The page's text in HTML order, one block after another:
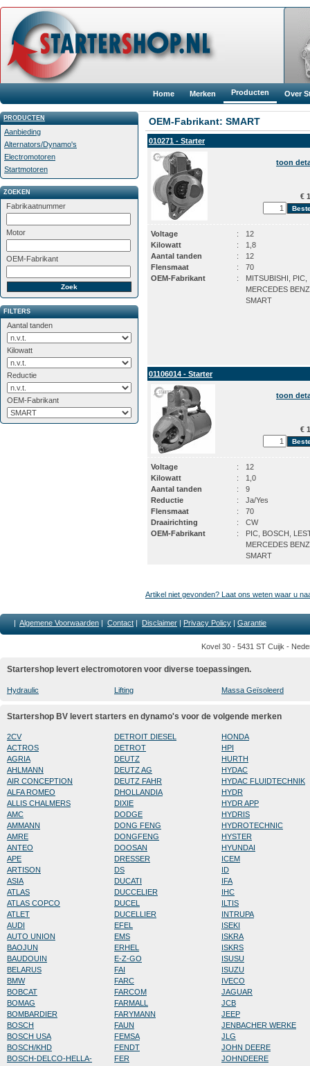
Home Merken Producten Over
PRODUCTEN
Aanbieding
Alternators/Dynamo's
Electromotoren
Startmotoren
ZOEKEN
Fabrikaatnummer
Motor
OEM-Fabrikant
FILTERS
Aantal tanden
Kilowatt
Reductie
OEM-Fabrikant
OEM-Fabrikant: SMART
010271 - Starter
toon
€
Voltage :
12
Kilowatt
:
1,8
Aantal tanden
:
12
Flensmaat
:
70
OEM-Fabrikant
:
MITSUBISHI, PIC,
MERCEDES
SMART
01106014 - Starter
toon
€
Voltage :
12
Kilowatt
:
1,0
Aantal tanden
:
9
Reductie
:
Ja/Yes
Flensmaat
:
70
Draairichting
:
CW
OEM-Fabrikant
:
PIC, BOSCH,
MERCEDES
SMART
Artikel niet gevonden? Laat ons weten waar u
| Algemene Voorwaarden | Contact | Disclaimer | Privacy Policy | Garantie
Kovel 30 - 5431 ST Cuijk -
Startershop levert electromotoren voor diverse toepassingen.
Hydraulic Lifting Massa Geïsoleerd
Startershop BV levert starters en dynamo's voor de volgende merken
2CV
ACTROS
AGRIA
AHLMANN
AIR CONCEPTION
ALFA ROMEO
ALLIS CHALMERS
AMC
AMMANN
AMRE
ANTEO
APE
ARTISON
ASIA
ATLAS
ATLAS COPCO
ATLET
AUDI
AUTO UNION
BAOJUN
BAUDOUIN
BELARUS
BMW
BOBCAT
BOMAG
BOMBARDIER
BOSCH
BOSCH USA
BOSCH/KHD
BOSCH-DELCO-HELLA-
DETROIT DIESEL
DETROT
DEUTZ
DEUTZ AG
DEUTZ FAHR
DHOLLANDIA
DIXIE
DODGE
DONG FENG
DONGFENG
DOOSAN
DRESSER
DS
DUCATI
DUCCELIER
DUCEL
DUCELLIER
EFEL
EMS
ERHEL
E-Z-GO
FAI
FARC
FARCOM
FARMALL
FARYMANN
FAUN
FEMSA
FENDT
FER
HONDA
HPI
HURTH
HYDAC
HYDAC FLUIDTECHNIK
HYDR
HYDR APP
HYDRIS
HYDROTECHNIC
HYSTER
HYUNDAI
ICEM
ID
IFA
IHC
ILTIS
INTRUPA
ISEKI
ISKRA
ISKRS
ISUSU
ISUZU
IVECO
JAGUAR
JCB
JEEP
JENBACHER WERKE
JLG
JOHN DEERE
JOHNDEERE